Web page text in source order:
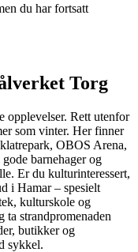
du har fortsatt
Torg
opplevelser. Rett utenfor
som vinter. Her finner
OBOS Arena,
barnehager og
Er du kulturinteressert,
i Hamar – spesielt
kulturskole og
ta strandpromenaden
butikker og
sykkel.